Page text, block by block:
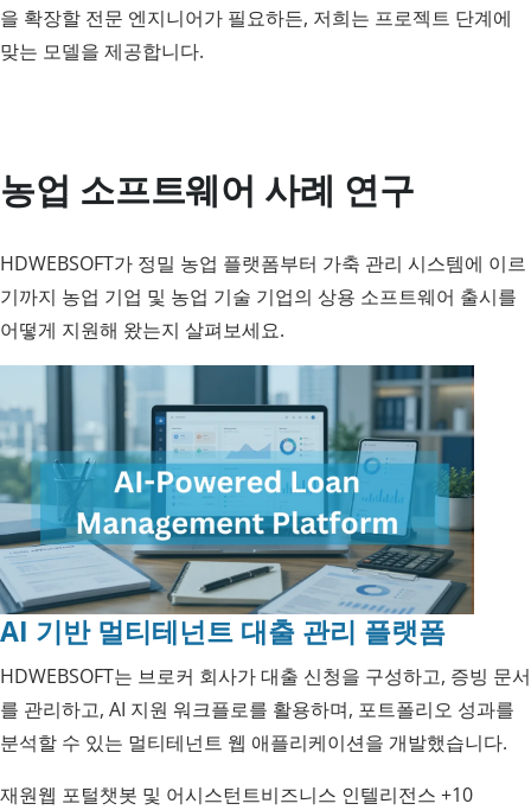
을 확장할 전문 엔지니어가 필요하든, 저희는 프로젝트 단계에
맞는 모델을 제공합니다.
농업 소프트웨어 사례 연구
HDWEBSOFT가 정밀 농업 플랫폼부터 가축 관리 시스템에 이르
기까지 농업 기업 및 농업 기술 기업의 상용 소프트웨어 출시를
어떻게 지원해 왔는지 살펴보세요.
AI 기반 멀티테넌트 대출 관리 플랫폼
HDWEBSOFT는 브로커 회사가 대출 신청을 구성하고, 증빙 문서
를 관리하고, AI 지원 워크플로를 활용하며, 포트폴리오 성과를
분석할 수 있는 멀티테넌트 웹 애플리케이션을 개발했습니다.
재원웹 포털챗봇 및 어시스턴트비즈니스 인텔리전스 +10